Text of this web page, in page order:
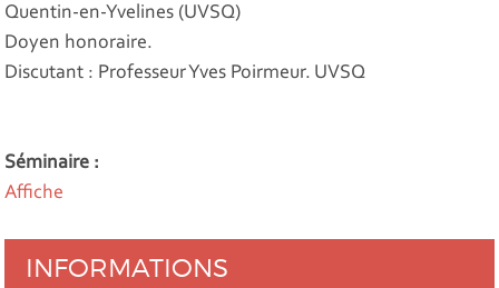
Quentin-en-Yvelines (UVSQ)
Doyen honoraire.
Discutant : Professeur Yves Poirmeur. UVSQ
Séminaire :
Affiche
INFORMATIONS